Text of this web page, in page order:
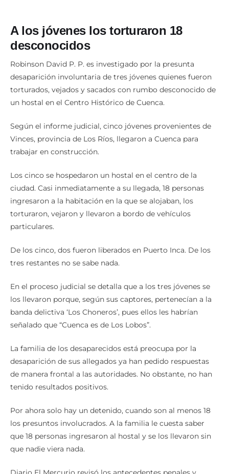
A los jóvenes los torturaron 18
desconocidos
Robinson David P. P. es investigado por la presunta
desaparición involuntaria de tres jóvenes quienes fueron
torturados, vejados y sacados con rumbo desconocido de
un hostal en el Centro Histórico de Cuenca.
Según el informe judicial, cinco jóvenes provenientes de
Vinces, provincia de Los Ríos, llegaron a Cuenca para
trabajar en construcción.
Los cinco se hospedaron un hostal en el centro de la
ciudad. Casi inmediatamente a su llegada, 18 personas
ingresaron a la habitación en la que se alojaban, los
torturaron, vejaron y llevaron a bordo de vehículos
particulares.
De los cinco, dos fueron liberados en Puerto Inca. De los
tres restantes no se sabe nada.
En el proceso judicial se detalla que a los tres jóvenes se
los llevaron porque, según sus captores, pertenecían a la
banda delictiva ‘Los Choneros’, pues ellos les habrían
señalado que “Cuenca es de Los Lobos”.
La familia de los desaparecidos está preocupa por la
desaparición de sus allegados ya han pedido respuestas
de manera frontal a las autoridades. No obstante, no han
tenido resultados positivos.
Por ahora solo hay un detenido, cuando son al menos 18
los presuntos involucrados. A la familia le cuesta saber
que 18 personas ingresaron al hostal y se los llevaron sin
que nadie viera nada.